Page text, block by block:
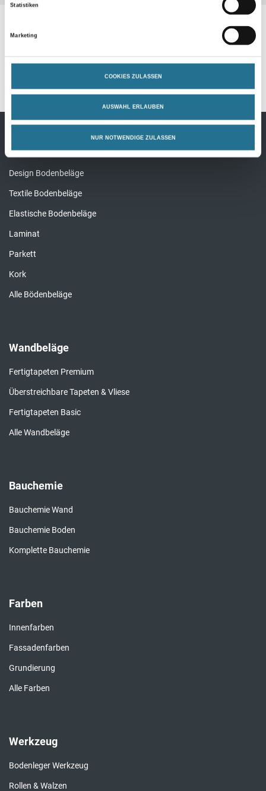
Statistiken
Marketing
COOKIES ZULASSEN
AUSWAHL ERLAUBEN
NUR NOTWENDIGE ZULASSEN
Bodenbeläge
Design Bodenbeläge
Textile Bodenbeläge
Elastische Bodenbeläge
Laminat
Parkett
Kork
Alle Bödenbeläge
Wandbeläge
Fertigtapeten Premium
Überstreichbare Tapeten & Vliese
Fertigtapeten Basic
Alle Wandbeläge
Bauchemie
Bauchemie Wand
Bauchemie Boden
Komplette Bauchemie
Farben
Innenfarben
Fassadenfarben
Grundierung
Alle Farben
Werkzeug
Bodenleger Werkzeug
Rollen & Walzen